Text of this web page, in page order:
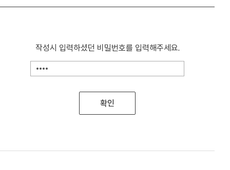
작성시 입력하셨던 비밀번호를 입력해주세요.
확인